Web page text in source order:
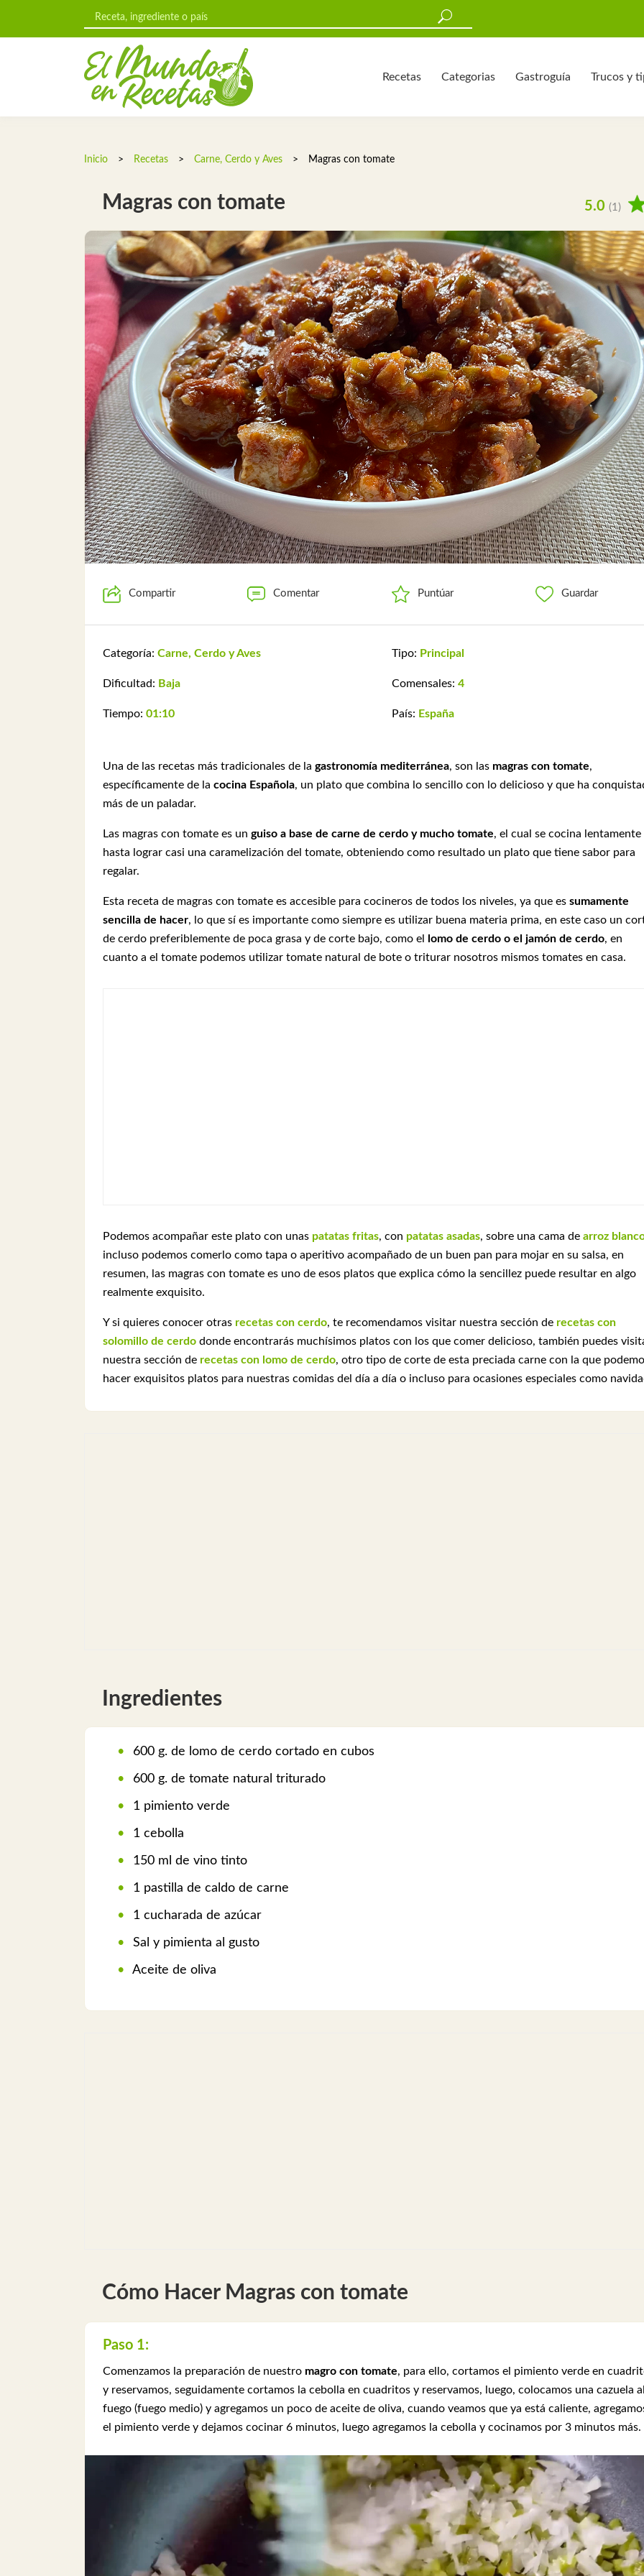
Recetas Categorias Gastroguía Trucos y
Inicio > Recetas > Carne, Cerdo y Aves > Magras con tomate
Magras con tomate 5.0 (1)
Compartir Comentar Puntúar Guardar
Categoría: Carne, Cerdo y Aves
Dificultad: Baja
Tiempo: 01:10
Tipo: Principal
Comensales: 4
País: España
Una de las recetas más tradicionales de la gastronomía mediterránea, son las magras con tomate,
específicamente de la cocina Española, un plato que combina lo sencillo con lo delicioso y que ha
más de un paladar.
Las magras con tomate es un guiso a base de carne de cerdo y mucho tomate, el cual se cocina lentamente
hasta lograr casi una caramelización del tomate, obteniendo como resultado un plato que tiene sabor para
regalar.
Esta receta de magras con tomate es accesible para cocineros de todos los niveles, ya que es sumamente
sencilla de hacer, lo que sí es importante como siempre es utilizar buena materia prima, en este caso un
de cerdo preferiblemente de poca grasa y de corte bajo, como el
lomo de cerdo o el jamón de cerdo, en
cuanto a el tomate podemos utilizar tomate natural de bote o triturar nosotros mismos tomates en casa.
Podemos acompañar este plato con unas patatas fritas, con patatas asadas, sobre una cama de arroz
incluso podemos comerlo como tapa o aperitivo acompañado de un buen pan para mojar en su salsa, en
resumen, las magras con tomate es uno de esos platos que explica cómo la sencillez puede resultar en algo
realmente exquisito.
Y si quieres conocer otras recetas con cerdo, te recomendamos visitar nuestra sección de recetas con
solomillo de cerdo donde encontrarás muchísimos platos con los que comer delicioso, también puedes
nuestra sección de recetas con lomo de cerdo, otro tipo de corte de esta preciada carne con la que
hacer exquisitos platos para nuestras comidas del día a día o incluso para ocasiones especiales como
Ingredientes
600 g. de lomo de cerdo cortado en cubos
600 g. de tomate natural triturado
1 pimiento verde
1 cebolla
150 ml de vino tinto
1 pastilla de caldo de carne
1 cucharada de azúcar
Sal y pimienta al gusto
Aceite de oliva
Cómo Hacer Magras con tomate
Paso 1:
Comenzamos la preparación de nuestro magro con tomate, para ello, cortamos el pimiento verde en
y reservamos, seguidamente cortamos la cebolla en cuadritos y reservamos, luego, colocamos una cazuela
fuego (fuego medio) y agregamos un poco de aceite de oliva, cuando veamos que ya está caliente,
el pimiento verde y dejamos cocinar 6 minutos, luego agregamos la cebolla y cocinamos por 3 minutos más.